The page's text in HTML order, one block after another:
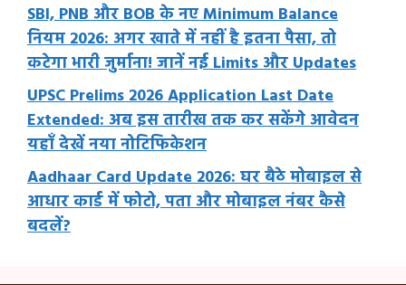
SBI, PNB और BOB के नए Minimum Balance
नियम 2026: अगर खाते में नहीं है इतना पैसा, तो
कटेगा भारी जुर्माना! जानें नई Limits और Updates
UPSC Prelims 2026 Application Last Date
Extended: अब इस तारीख तक कर सकेंगे आवेदन
यहाँ देखें नया नोटिफिकेशन
Aadhaar Card Update 2026: घर बैठे मोबाइल से
आधार कार्ड में फोटो, पता और मोबाइल नंबर कैसे
बदलें?